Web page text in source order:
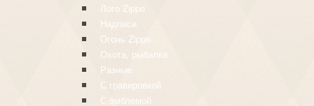
Лого Zippo
Надписи
Огонь Zippo
Охота, рыбалка
Разные
С гравировкой
С эмблемой